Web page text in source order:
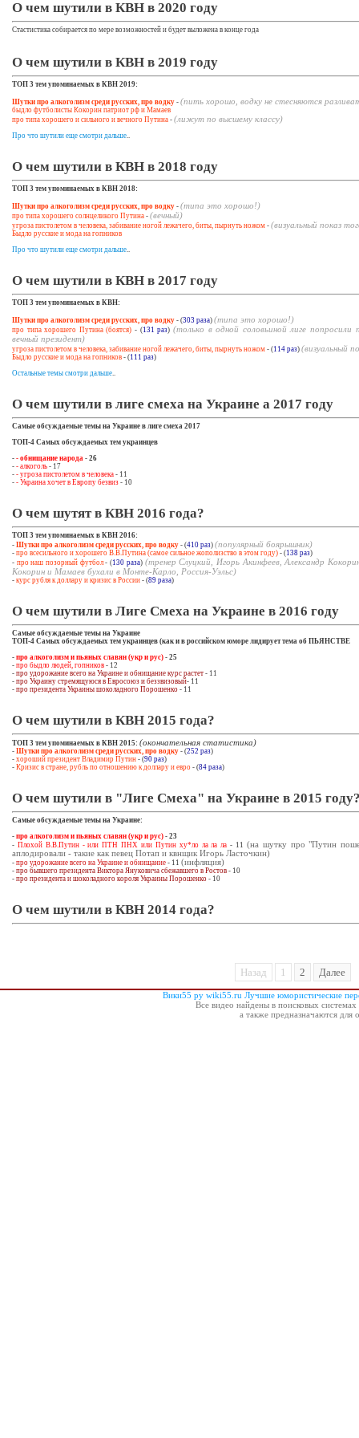
О чем шутили в КВН в 2020 году
Стастистика собирается по мере возможностей и будет выложена в конце года
О чем шутили в КВН в 2019 году
ТОП 3 тем упоминаемых в КВН 2019:
Шутки про алкоголизм среди русских, про водку - (пить хорошо, водку не стесняются
быдло футболисты Кокорин патриот рф и Мамаев
про типа хорошего и сильного и вечного Путина - (лижут по высшему классу)
Про что шутили еще смотри дальше..
О чем шутили в КВН в 2018 году
ТОП 3 тем упоминаемых в КВН 2018:
Шутки про алкоголизм среди русских, про водку - (типа это хорошо!)
про типа хорошего солнцеликого Путина - (вечный)
угроза пистолетом в человека, забивание ногой лежачего, биты, пырнуть ножом - (визуальный показ
Быдло русские и мода на гопников
Про что шутили еще смотри дальше..
О чем шутили в КВН в 2017 году
ТОП 3 тем упоминаемых в КВН:
Шутки про алкоголизм среди русских, про водку - (303 раза) (типа это хорошо!)
про типа хорошего Путина (боятся) - (131 раз) (только в одной соловьиной лиге
вечный президент)
угроза пистолетом в человека, забивание ногой лежачего, биты, пырнуть ножом - (114 раз) (визуальный
Быдло русские и мода на гопников - (111 раз)
Остальные темы смотри дальше..
О чем шутили в лиге смеха на Украине а 2017 году
Самые обсуждаемые темы на Украине в лиге смеха 2017
ТОП-4 Самых обсуждаемых тем украинцев
- - обнищание народа - 26
- - алкоголь - 17
- - угроза пистолетом в человека - 11
- - Украина хочет в Европу безвиз - 10
О чем шутят в КВН 2016 года?
ТОП 3 тем упоминаемых в КВН 2016:
- Шутки про алкоголизм среди русских, про водку - (410 раз) (популярный боярышник)
- про всесильного и хорошего В.В.Путина (самое сильное жополизство в этом году) - (138 раз)
- про наш позорный футбол- (130 раза) (тренер Слуцкий, Игорь Акинфеев, Александр
Кокорин и Мамаев бухали в Монте-Карло, Россия-Уэльс)
- курс рубля к доллару и кризис в России - (89 раза)
О чем шутили в Лиге Смеха на Украине в 2016 году
Самые обсуждаемые темы на Украине
ТОП-4 Самых обсуждаемых тем украинцев (как и в российском юморе лидирует тема об ПЬЯНСТВЕ
- про алкоголизм и пьяных славян (укр и рус) - 25
- про быдло людей, гопников - 12
- про удорожание всего на Украине и обнищание курс растет - 11
- про Украину стремящуюся в Евросоюз и беззвизовый- 11
- про президента Украины шоколадного Порошенко - 11
О чем шутили в КВН 2015 года?
ТОП 3 тем упоминаемых в КВН 2015: (окончательная статистика)
- Шутки про алкоголизм среди русских, про водку - (252 раз)
- хороший президент Владимир Путин - (90 раз)
- Кризис в стране, рубль по отношению к доллару и евро - (84 раза)
О чем шутили в "Лиге Смеха" на Украине в 2015
Самые обсуждаемые темы на Украине:
- про алкоголизм и пьяных славян (укр и рус) - 23
- Плохой В.В.Путин - или ПТН ПНХ или Путин ху*ло ла ла ла - 11 (на шутку про "Путин
аплодировали - такие как певец Потап и квнщик Игорь Ласточкин)
- про удорожание всего на Украине и обнищание - 11 (инфляция)
- про бывшего президента Виктора Януковича сбежавшего в Ростов - 10
- про президента и шоколадного короля Украины Порошенко - 10
О чем шутили в КВН 2014 года?
Назад 1 2 Далее
Вики55 ру wiki55.ru Лучшие юмористические
Все видео найдены в поисковых
а также предназначаются для